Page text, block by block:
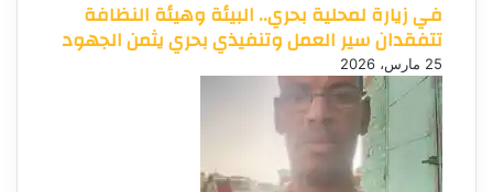
في زيارة لمحلية بحري.. البيئة وهيئة النظافة
تتفقدان سير العمل وتنفيذي بحري يثمن الجهود
25 مارس، 2026